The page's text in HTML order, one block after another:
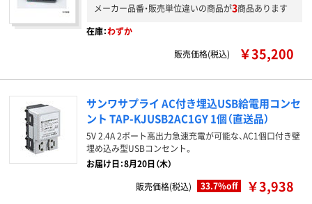
メーカー品番・販売単位違いの商品が3商品あります
在庫：わずか
販売価格(税込)
￥35,200
サンワサプライ AC付き埋込USB給電用コンセ
ント TAP-KJUSB2AC1GY 1個（直送品）
5V 2.4A 2ポート高出力急速充電が可能な、AC1個口付き壁
埋め込み型USBコンセント。
お届け日：8月20日（木）
販売価格(税込)
33.7%off ￥3,938